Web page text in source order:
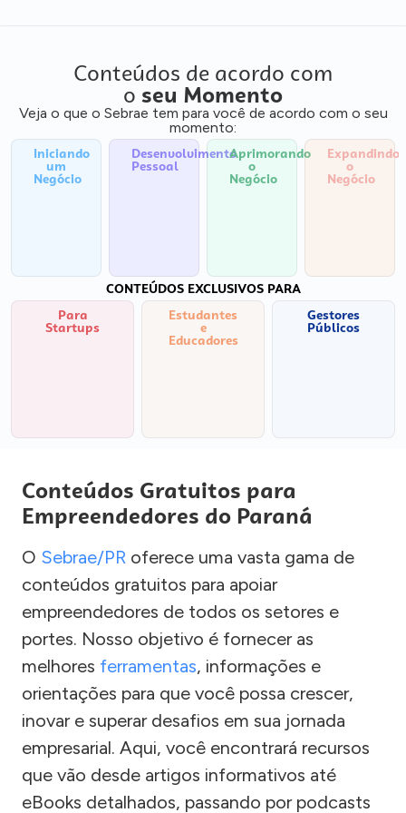
Conteúdos de acordo com
o seu Momento
Veja o que o Sebrae tem para você de acordo com o seu
momento:
Iniciando
um
Negócio
Desenvolvimento
Pessoal
Aprimorando
o
Negócio
Expandindo
o
Negócio
CONTEÚDOS EXCLUSIVOS PARA
Para
Startups
Estudantes
e
Educadores
Gestores
Públicos
Conteúdos Gratuitos para
Empreendedores do Paraná
O Sebrae/PR oferece uma vasta gama de
conteúdos gratuitos para apoiar
empreendedores de todos os setores e
portes. Nosso objetivo é fornecer as
melhores ferramentas, informações e
orientações para que você possa crescer,
inovar e superar desafios em sua jornada
empresarial. Aqui, você encontrará recursos
que vão desde artigos informativos até
eBooks detalhados, passando por podcasts